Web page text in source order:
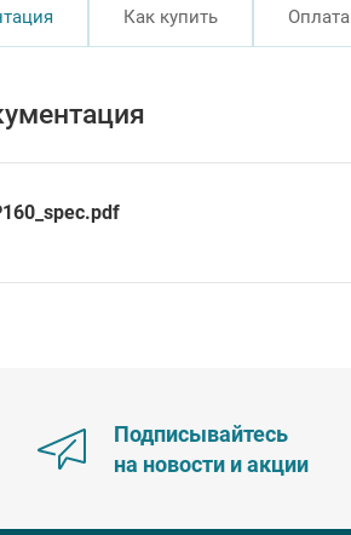
Как купить Оплата
Подписывайтесь
на новости и акции